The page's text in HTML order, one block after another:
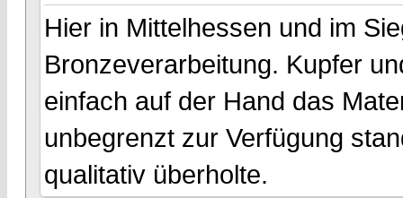
Hier in Mittelhessen und im
Bronzeverarbeitung. Kupfer
einfach auf der Hand das
unbegrenzt zur Verfügung
qualitativ überholte.